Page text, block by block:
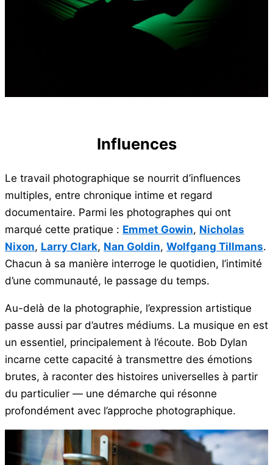
Influences
Le travail photographique se nourrit d’influences
multiples, entre chronique intime et regard
documentaire. Parmi les photographes qui ont
marqué cette pratique : Emmet Gowin, Nicholas
Nixon, Larry Clark, Nan Goldin, Wolfgang Tillmans.
Chacun à sa manière interroge le quotidien, l’intimité
d’une communauté, le passage du temps.
Au-delà de la photographie, l’expression artistique
passe aussi par d’autres médiums. La musique en est
un essentiel, principalement à l’écoute. Bob Dylan
incarne cette capacité à transmettre des émotions
brutes, à raconter des histoires universelles à partir
du particulier — une démarche qui résonne
profondément avec l’approche photographique.